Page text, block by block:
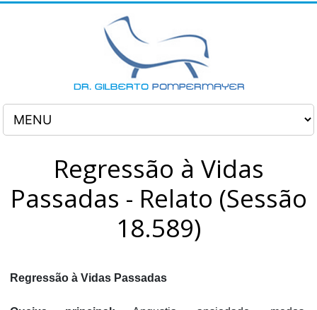
Regressão à Vidas
Passadas - Relato (Sessão
18.589)
Regressão à Vidas Passadas